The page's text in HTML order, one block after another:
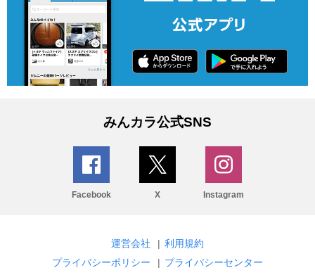
みんカラ公式SNS
Facebook X Instagram
運営会社 | 利用規約
プライバシーポリシー
| プライバシーセンター